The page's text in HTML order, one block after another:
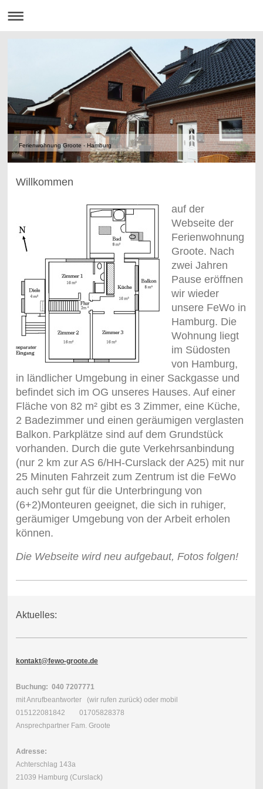
Ferienwohnung Groote - Hamburg
Willkommen
auf der
Webseite der
Ferienwohnung
Groote. Nach
zwei Jahren
Pause eröffnen
wir wieder
unsere FeWo in
Hamburg. Die
Wohnung liegt
im Südosten
von Hamburg,
in ländlicher Umgebung in einer Sackgasse und
befindet sich im OG unseres Hauses. Auf einer
Fläche von 82 m² gibt es 3 Zimmer, eine Küche,
2 Badezimmer und einen geräumigen verglasten
Balkon. Parkplätze sind auf dem Grundstück
vorhanden. Durch die gute Verkehrsanbindung
(nur 2 km zur AS 6/HH-Curslack der A25) mit nur
25 Minuten Fahrzeit zum Zentrum ist die FeWo
auch sehr gut für die Unterbringung von
(6+2)Monteuren geeignet, die sich in ruhiger,
geräumiger Umgebung von der Arbeit erholen
können.
Die Webseite wird neu aufgebaut, Fotos folgen!
Aktuelles:
kontakt@fewo-groote.de
Buchung: 040 7207771
mit Anrufbeantworter (wir rufen zurück) oder mobil
015122081842 01705828378
Ansprechpartner Fam. Groote
Adresse:
Achterschlag 143a
21039 Hamburg (Curslack)